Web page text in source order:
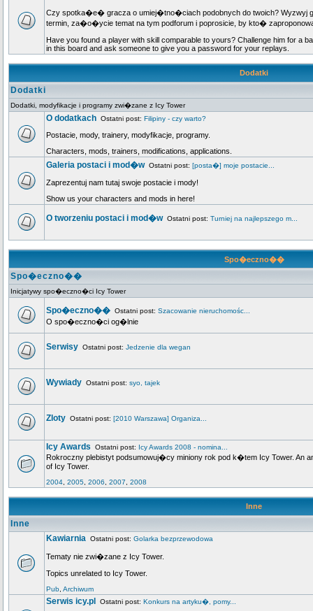
Czy spotka�e� gracza o umiej�tno�ciach podobnych do twoich? Wyzwyj
termin, za�o�ycie temat na tym podforum i poprosicie, by kto�
Have you found a player with skill comparable to yours? Challenge him for a
in this board and ask someone to give you a password for your replays.
Dodatki
Dodatki
Dodatki, modyfikacje i programy zwi�zane z Icy Tower
O dodatkach Ostatni post: Filipiny - czy warto?
Postacie, mody, trainery, modyfikacje, programy.
Characters, mods, trainers, modifications, applications.
Galeria postaci i mod�wOstatni post: [posta�] moje postacie...
Zaprezentuj nam tutaj swoje postacie i mody!
Show us your characters and mods in here!
O tworzeniu postaci i mod�wOstatni post: Turniej na najlepszego m...
Spo�eczno��
Spo�eczno��
Inicjatywy spo�eczno�ci Icy Tower
Spo�eczno�� Ostatni post: Szacowanie nieruchomośc...
O spo�eczno�ci og�lnie
Serwisy Ostatni post: Jedzenie dla wegan
Wywiady Ostatni post: syo, tajek
Zloty Ostatni post: [2010 Warszawa] Organiza...
Icy Awards Ostatni post: Icy Awards 2008 - nomina...
Rokroczny plebistyt podsumowuj�cy miniony rok pod k�tem Icy Tower. An
of Icy Tower.
2004 2005 2006 2007 2008
Inne
Inne
Kawiarnia Ostatni post: Golarka bezprzewodowa
Tematy nie zwi�zane z Icy Tower.
Topics unrelated to Icy Tower.
Pub Archiwum
Serwis icy.pl Ostatni post: Konkurs na artyku�, pomy...